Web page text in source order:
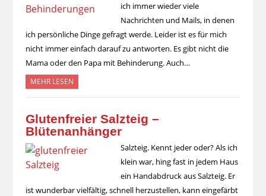
ich immer wieder viele
Nachrichten und Mails, in denen
ich persönliche Dinge gefragt werde. Leider ist es für mich
nicht immer einfach darauf zu antworten. Es gibt nicht die
Mama oder den Papa mit Behinderung. Auch…
MEHR LESEN
Glutenfreier Salzteig –
Blütenanhänger
Salzteig. Kennt jeder oder? Als ich
klein war, hing fast in jedem Haus
ein Handabdruck aus Salzteig. Er
ist wunderbar vielfältig, schnell herzustellen, kann eingefärbt